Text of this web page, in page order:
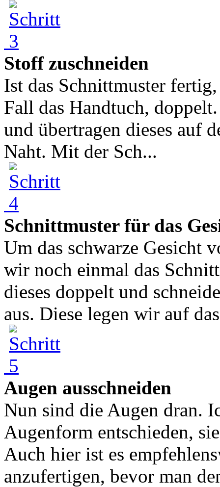
Stoff zuschneiden
Ist das Schnittmuster
Fall das Handtuch,
und übertragen dieses auf
Naht. Mit der Sch...
Schnittmuster für das
Um das schwarze Gesicht
wir noch einmal das
dieses doppelt und
aus. Diese legen wir auf
Augen ausschneiden
Nun sind die Augen dran.
Augenform entschieden,
Auch hier ist es
anzufertigen, bevor man